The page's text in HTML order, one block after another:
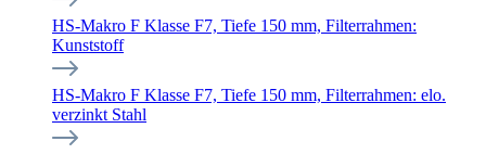
HS-Makro F Klasse F7, Tiefe 150 mm, Filterrahmen:
Kunststoff
HS-Makro F Klasse F7, Tiefe 150 mm, Filterrahmen: elo.
verzinkt Stahl